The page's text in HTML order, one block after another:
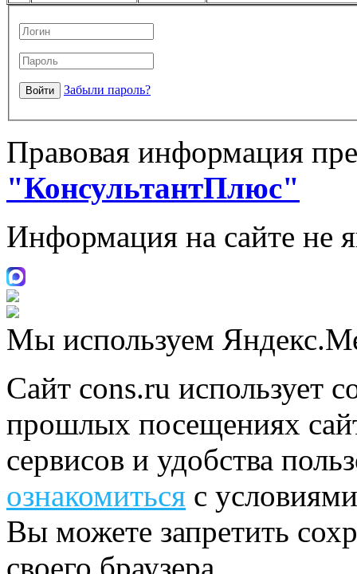
Забыли пароль?
Правовая информация
"КонсультантПлюс"
Информация на сайте не
Мы используем
Сайт cons.ru использует
прошлых посещениях
сервисов и удобства
ознакомиться с
Вы можете запретить